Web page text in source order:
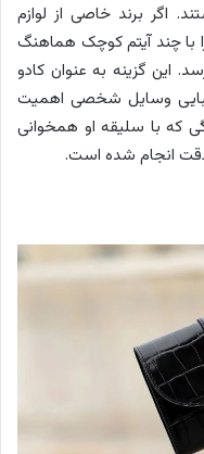
اگر برند خاصی از لوازم
با چند آیتم کوچک هماهنگ
این گزینه به عنوان کادو
وسایل شخصی اهمیت
که با سلیقه او همخوانی
انجام شده است.